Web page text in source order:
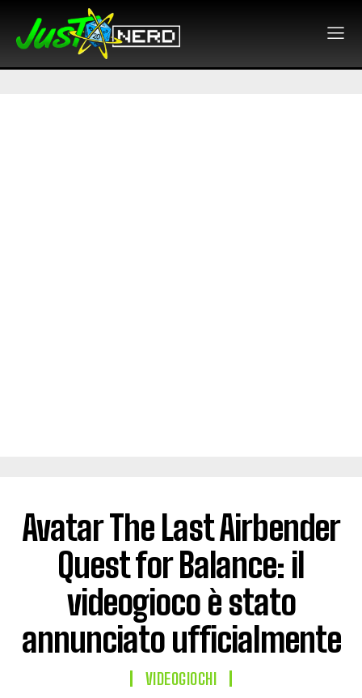
Avatar The Last Airbender
Quest for Balance: il
videogioco è stato
annunciato ufficialmente
VIDEOGIOCHI